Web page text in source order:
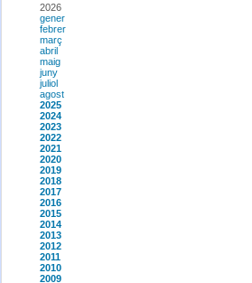
2026
gener
febrer
març
abril
maig
juny
juliol
agost
2025
2024
2023
2022
2021
2020
2019
2018
2017
2016
2015
2014
2013
2012
2011
2010
2009